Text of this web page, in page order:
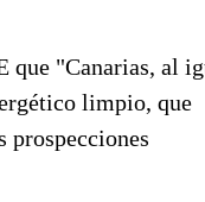
que "Canarias, al
limpio, que
prospecciones